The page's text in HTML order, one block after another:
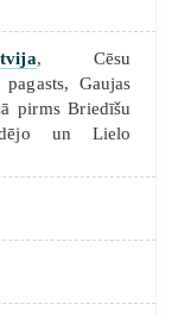
, Cēsu
Gaujas
pirms Briedīšu
un Lielo